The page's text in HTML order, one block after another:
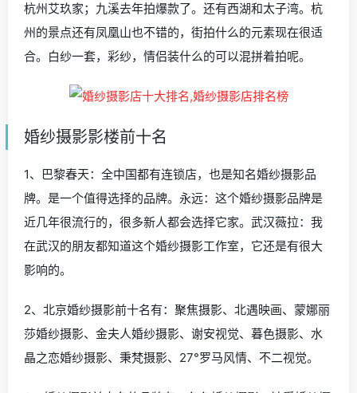
杭州艾玖家；九溪去年拍爆款了。还有西湖和太子湾。杭
州的景点还有凤凰山也不错的，街拍什么的元素现在很适
合。白纱一套，彩纱，情侣装什么的可以混拼着拍呢。
婚纱摄影影楼前十名
1、巴黎春天：全中国都有连锁店，也是知名婚纱摄影品
牌。是一个值得选择的品牌。永远：这个婚纱摄影品牌是
近几年很流行的，很多新人都会选择它家。武汉薇拉：我
在武汉的朋友都知道这个婚纱摄影工作室，它还是有很大
影响的。
2、北京婚纱摄影前十名有：聚焦摄影、北遇映画、蒙娜丽
莎婚纱摄影、金夫人婚纱摄影、谢安视觉、暮色摄影、水
晶之恋婚纱摄影、秉梵摄影、27°罗马风情、不二视觉。